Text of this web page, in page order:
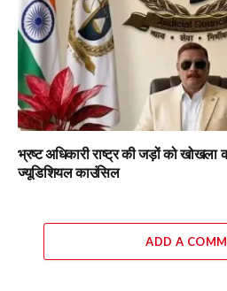
भ्रष्ट अधिकारी राष्ट्र की जड़ों को
ज्यूडिशियल काउंसिल
ADD A